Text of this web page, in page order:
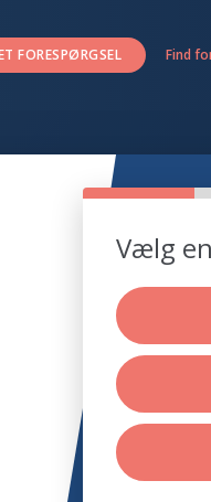
FORESPØRGSEL Find
Vælg